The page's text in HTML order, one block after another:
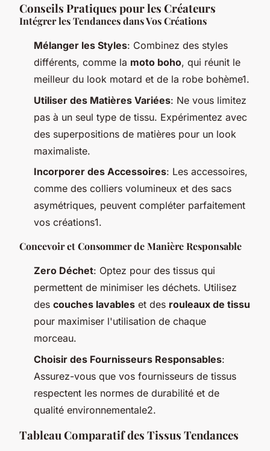
Conseils Pratiques pour les Créateurs
Intégrer les Tendances dans Vos Créations
Mélanger les Styles: Combinez des styles
différents, comme la moto boho, qui réunit le
meilleur du look motard et de la robe bohème1.
Utiliser des Matières Variées: Ne vous limitez
pas à un seul type de tissu. Expérimentez avec
des superpositions de matières pour un look
maximaliste.
Incorporer des Accessoires: Les accessoires,
comme des colliers volumineux et des sacs
asymétriques, peuvent compléter parfaitement
vos créations1.
Concevoir et Consommer de Manière Responsable
Zero Déchet: Optez pour des tissus qui
permettent de minimiser les déchets. Utilisez
des couches lavables et des rouleaux de tissu
pour maximiser l'utilisation de chaque
morceau.
Choisir des Fournisseurs Responsables:
Assurez-vous que vos fournisseurs de tissus
respectent les normes de durabilité et de
qualité environnementale2.
Tableau Comparatif des Tissus Tendances